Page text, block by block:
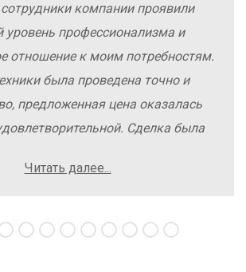
компании проявили
уровень профессионализма и
отношение к моим потребностям.
была проведена точно и
предложенная цена оказалась
Сделка была
Рекомендую компанию Excavator
свою спецтехнику.
Читать далее...